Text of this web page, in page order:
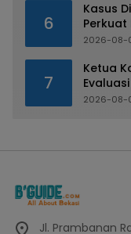
6
Kasus
2026-08-
7
Ketua
Dishub
2026-08-
Jl. Prambanan